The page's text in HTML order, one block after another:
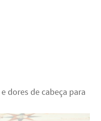
dores de cabeça para